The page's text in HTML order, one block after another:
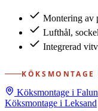
Montering av
Lufthål,
Integrerad
Köksmontage i Falun
Köksmontage i Leksand